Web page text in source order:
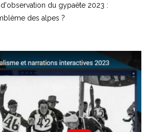
du gypaète 2023 :
des alpes ?